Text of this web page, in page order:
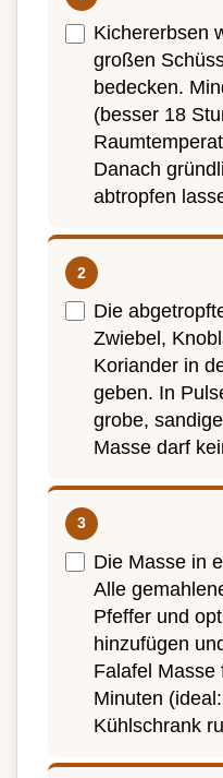
Kichererbsen
großen
bedecken.
(besser 18
Danach
abtropfen
Die
Zwiebel,
Koriander in
geben. In
grobe,
Masse darf
Die Masse in
Alle
Pfeffer und
hinzufügen
Falafel Masse
Minuten
Kühlschrank